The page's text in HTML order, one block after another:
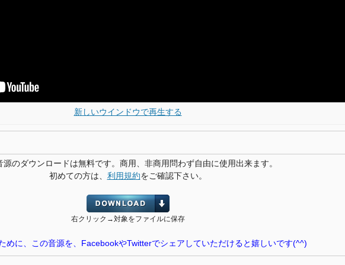
新しいウインドウで再生する
源のダウンロードは無料です。商用、非商用問わず自由に使用出来ます。
初めての方は、 利用規約をご確認下さい。
右クリック→対象をファイルに保存
めに、この音源を、FacebookやTwitterでシェアしていただけると嬉しいです(^^)